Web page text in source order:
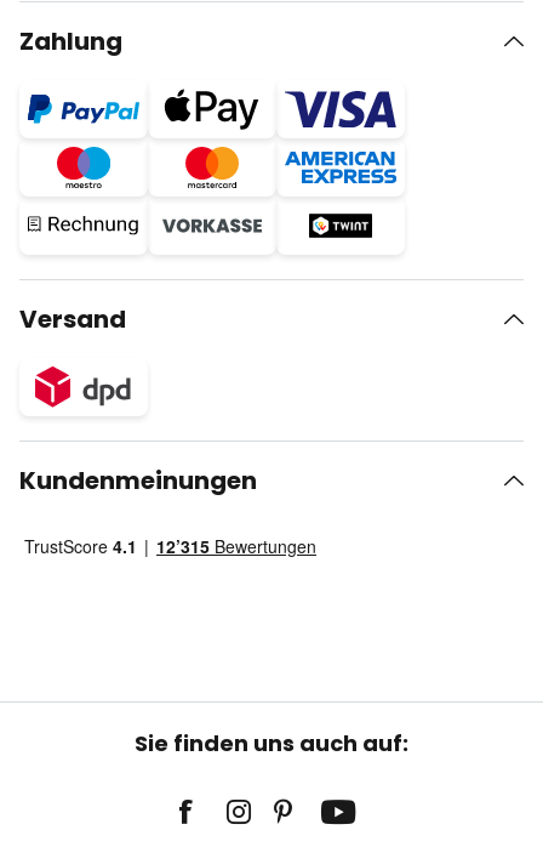
Zahlung
Versand
Kundenmeinungen
Sie finden uns auch auf: